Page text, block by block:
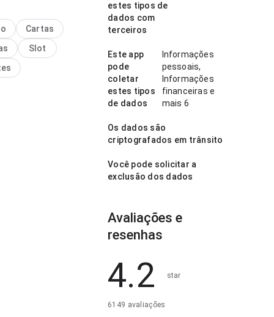
novo; a interface não
informações do app. A
combina bem com uso
Cartas
Slot
estes tipos de
dados com
terceiros
Este app
pode
coletar
estes tipos
de dados
Informações
pessoais,
Informações
financeiras e
mais 6
Os dados são
criptografados em trânsito
Você pode solicitar a
exclusão dos dados
Avaliações e
resenhas
4.2 star
6149 avaliações